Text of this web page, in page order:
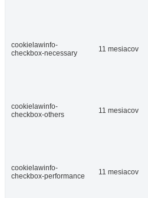
cookielawinfo-
checkbox-necessary
11 mesiacov
cookielawinfo-
checkbox-others
11 mesiacov
cookielawinfo-
checkbox-performance
11 mesiacov